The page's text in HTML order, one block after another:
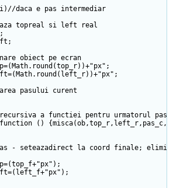
daca e pas intermediar
topreal si left real
obiect pe ecran
pasului curent
a functiei pentru urmatorul pas de
()
- seteazadirect la coord finale;